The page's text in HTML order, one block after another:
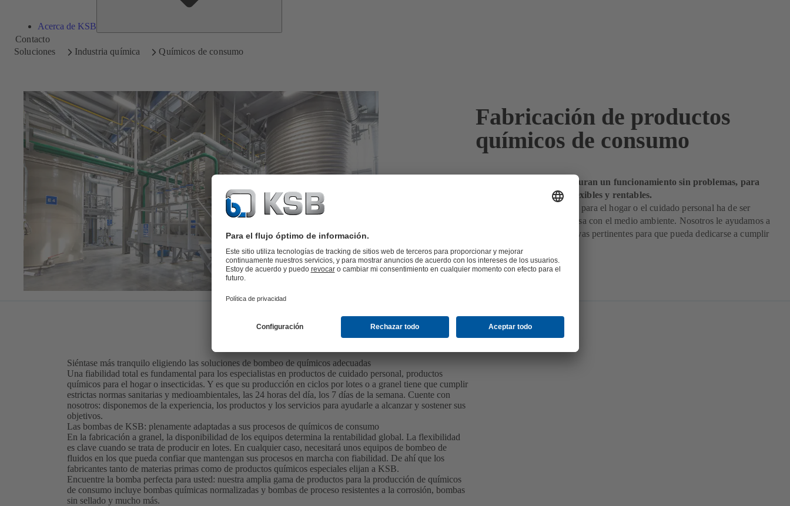
Acerca de KSB
Contacto
Soluciones
Industria química Químicos de consumo
Fabricación de productos
químicos de consumo
Las bombas de KSB aseguran un funcionamiento sin problemas, para
unos procesos seguros, flexibles y rentables.
La producción de químicos para el hogar o el cuidado personal ha de ser
higiénica, eficaz y respetuosa con el medio ambiente. Nosotros le ayudamos a
satisfacer todas las normativas pertinentes para que pueda dedicarse a cumplir
y superar sus objetivos.
Siéntase más tranquilo eligiendo las soluciones de bombeo de químicos adecuadas
Una fiabilidad total es fundamental para los especialistas en productos de cuidado personal, productos
químicos para el hogar o insecticidas. Y es que su producción en ciclos por lotes o a granel tiene que cumplir
estrictas normas sanitarias y medioambientales, las 24 horas del día, los 7 días de la semana. Cuente con
nosotros: disponemos de la experiencia, los productos y los servicios para ayudarle a alcanzar y sostener sus
objetivos.
Las bombas de KSB: plenamente adaptadas a sus procesos de químicos de consumo
En la fabricación a granel, la disponibilidad de los equipos determina la rentabilidad global. La flexibilidad
es clave cuando se trata de producir en lotes. En cualquier caso, necesitará unos equipos de bombeo de
fluidos en los que pueda confiar que mantengan sus procesos en marcha con fiabilidad. De ahí que los
fabricantes tanto de materias primas como de productos químicos especiales elijan a KSB.
Encuentre la bomba perfecta para usted: nuestra amplia gama de productos para la producción de químicos
de consumo incluye bombas químicas normalizadas y bombas de proceso resistentes a la corrosión, bombas
sin sellado y mucho más.